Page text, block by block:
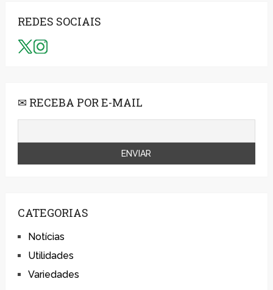
REDES SOCIAIS
✉ RECEBA POR E-MAIL
CATEGORIAS
Notícias
Utilidades
Variedades